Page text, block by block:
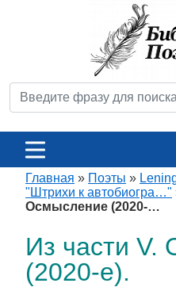
Главная » Поэты »
"Штрихи к автобиогра…"
Осмысление (2020-…
Из части V.
(2020-е).